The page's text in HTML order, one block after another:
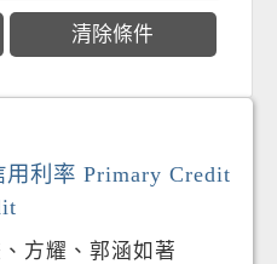
利率 Primary Credit
方耀、郭涵如著